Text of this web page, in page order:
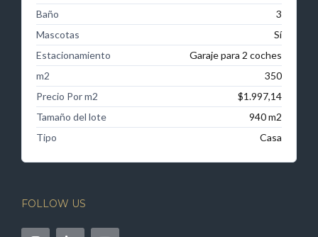
Baño
3
Mascotas
Sí
Estacionamiento
Garaje para 2 coches
m2
350
Precio Por m2
$1.997,14
Tamaño del lote
940 m2
Tipo
Casa
FOLLOW US